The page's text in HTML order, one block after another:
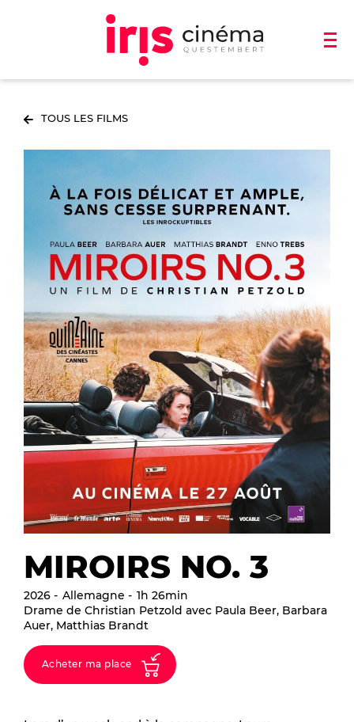
TOUS LES FILMS
MIROIRS NO. 3
2026 Allemagne
1h 26min
Drame de Christian Petzold avec Paula Beer, Barbara
Auer, Matthias Brandt
Acheter ma place